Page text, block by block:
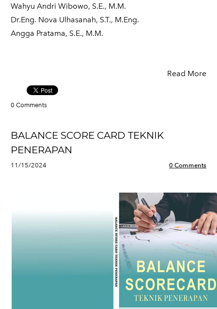
Wahyu Andri Wibowo, S.E., M.M.
Dr.Eng. Nova Ulhasanah, S.T., M.Eng.
Angga Pratama, S.E., M.M.
Read More
0 Comments
BALANCE SCORE CARD TEKNIK
PENERAPAN
11/15/2024 0 Comments